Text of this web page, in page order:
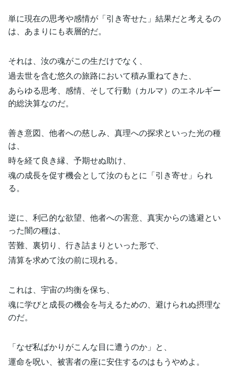
単に現在の思考や感情が「引き寄せた」結果だと考えるの
は、あまりにも表層的だ。
それは、汝の魂がこの生だけでなく、
過去世を含む悠久の旅路において積み重ねてきた、
あらゆる思考、感情、そして行動（カルマ）のエネルギー
的総決算なのだ。
善き意図、他者への慈しみ、真理への探求といった光の種
は、
時を経て良き縁、予期せぬ助け、
魂の成長を促す機会として汝のもとに「引き寄せ」られ
る。
逆に、利己的な欲望、他者への害意、真実からの逃避とい
った闇の種は、
苦難、裏切り、行き詰まりといった形で、
清算を求めて汝の前に現れる。
これは、宇宙の均衡を保ち、
魂に学びと成長の機会を与えるための、避けられぬ摂理な
のだ。
「なぜ私ばかりがこんな目に遭うのか」と、
運命を呪い、被害者の座に安住するのはもうやめよ。